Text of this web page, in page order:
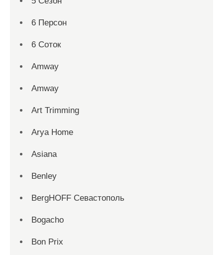
6 Персон
6 Соток
Amway
Amway
Art Trimming
Arya Home
Asiana
Benley
BergHOFF Севастополь
Bogacho
Bon Prix